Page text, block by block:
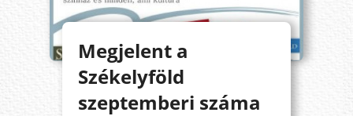
Megjelent a
Székelyföld
szeptemberi száma